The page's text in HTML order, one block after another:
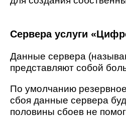
Сервера услуги
Данные сервера
представляют собой
По умолчанию
сбоя данные сервера
половины сбоев не